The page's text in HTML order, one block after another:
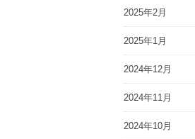
2025年2月
2025年1月
2024年12月
2024年11月
2024年10月